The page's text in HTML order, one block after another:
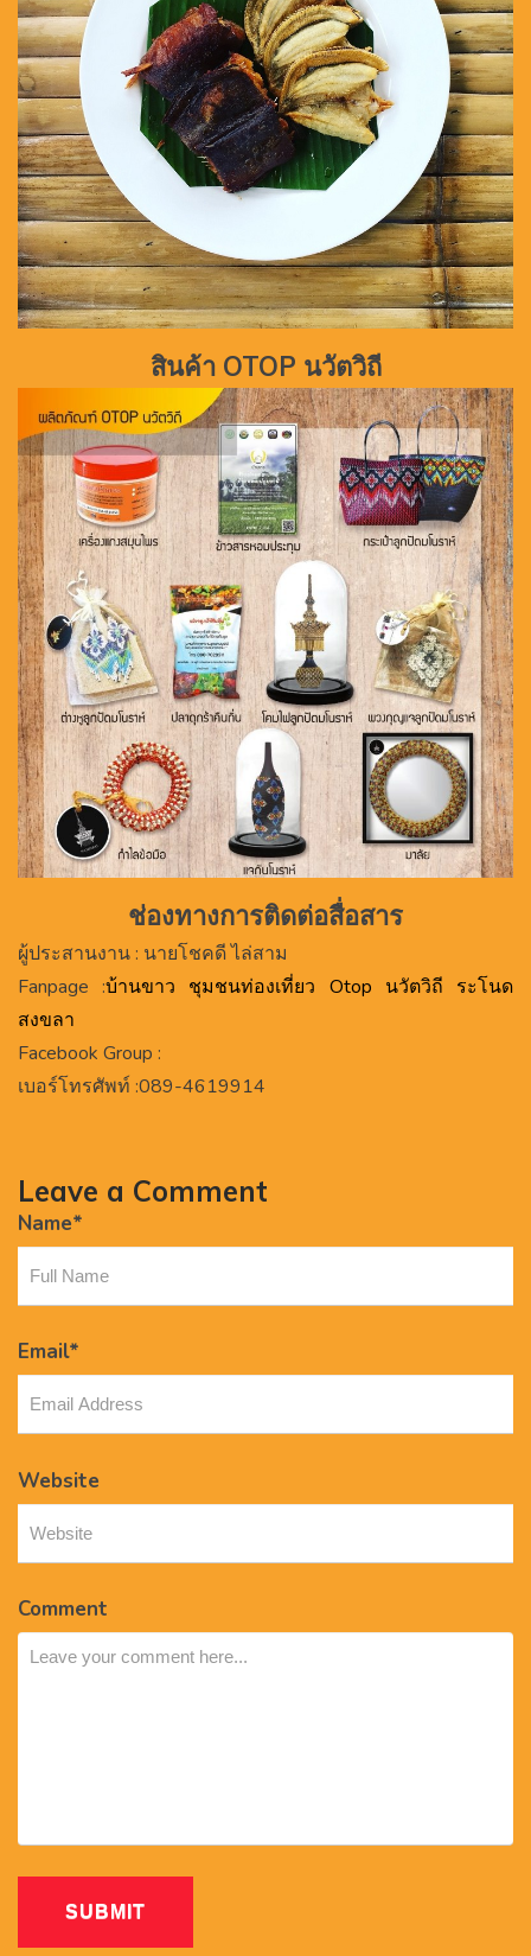
สินค้า OTOP นวัตวิถี
ช่องทางการติดต่อสื่อสาร
ผู้ประสานงาน : นายโชคดี ไล่สาม
Fanpage :บ้านขาว ชุมชนท่องเที่ยว Otop นวัตวิถี ระโนด
สงขลา
Facebook Group :
เบอร์โทรศัพท์ :089-4619914
Leave a Comment
Name*
Email*
Website
Comment